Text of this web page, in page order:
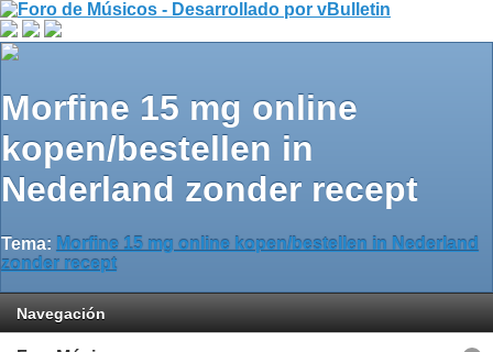
Morfine 15 mg online
kopen/bestellen in
Nederland zonder recept
Tema: Morfine 15 mg online kopen/bestellen in Nederland
zonder recept
Navegación